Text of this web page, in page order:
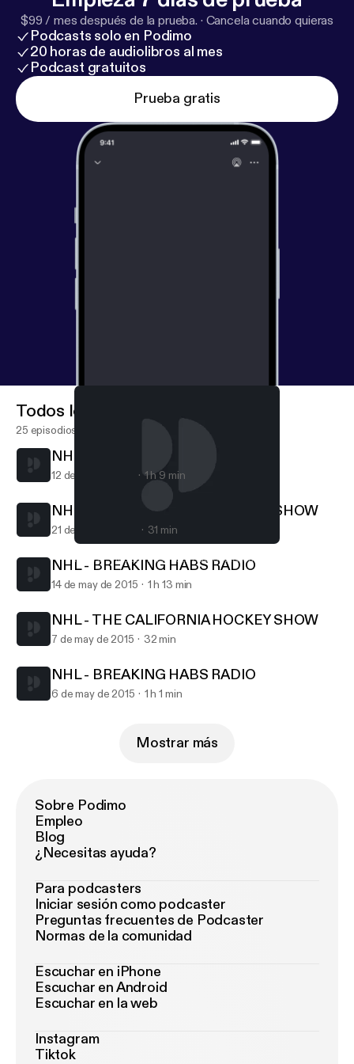
$99 / mes después de la prueba. · Cancela cuando quieras
Podcasts solo en Podimo
20 horas de audiolibros al mes
Podcast gratuitos
Prueba gratis
HTW2 - Hockey This Week Radio Network
Todos los episodios
25 episodios
NHL - THE RED LINE
12 de abr de 2016 1 h 9 min
NHL - THE CALIFORNIA HOCKEY SHOW
21 de may de 2015 31 min
NHL - BREAKING HABS RADIO
14 de may de 2015 1 h 13 min
NHL - THE CALIFORNIA HOCKEY SHOW
7 de may de 2015 32 min
NHL - BREAKING HABS RADIO
6 de may de 2015 1 h 1 min
Mostrar más
Sobre Podimo
Empleo
Blog
¿Necesitas ayuda?
Para podcasters
Iniciar sesión como podcaster
Preguntas frecuentes de Podcaster
Normas de la comunidad
Escuchar en iPhone
Escuchar en Android
Escuchar en la web
Instagram
Tiktok